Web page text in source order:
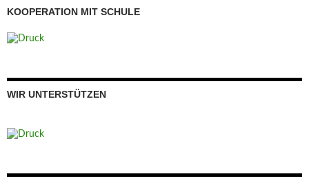
KOOPERATION MIT SCHULE
WIR UNTERSTÜTZEN